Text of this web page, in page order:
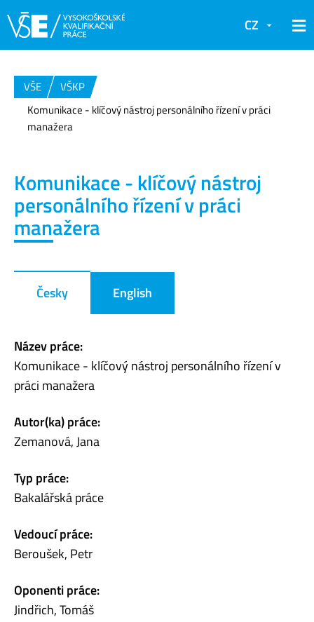
CZ
VŠE
VŠKP
Komunikace - klíčový nástroj personálního řízení v práci
manažera
Komunikace - klíčový nástroj
personálního řízení v práci
manažera
Česky English
Název práce:
Komunikace - klíčový nástroj personálního řízení v
práci manažera
Autor(ka) práce:
Zemanová, Jana
Typ práce:
Bakalářská práce
Vedoucí práce:
Beroušek, Petr
Oponenti práce:
Jindřich, Tomáš